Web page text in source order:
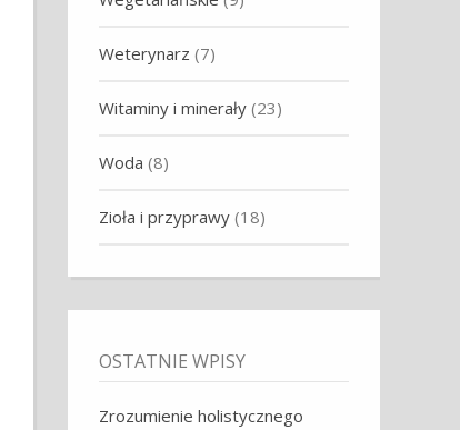
Weterynarz (7)
Witaminy i minerały (23)
Woda (8)
Zioła i przyprawy (18)
OSTATNIE WPISY
Zrozumienie holistycznego